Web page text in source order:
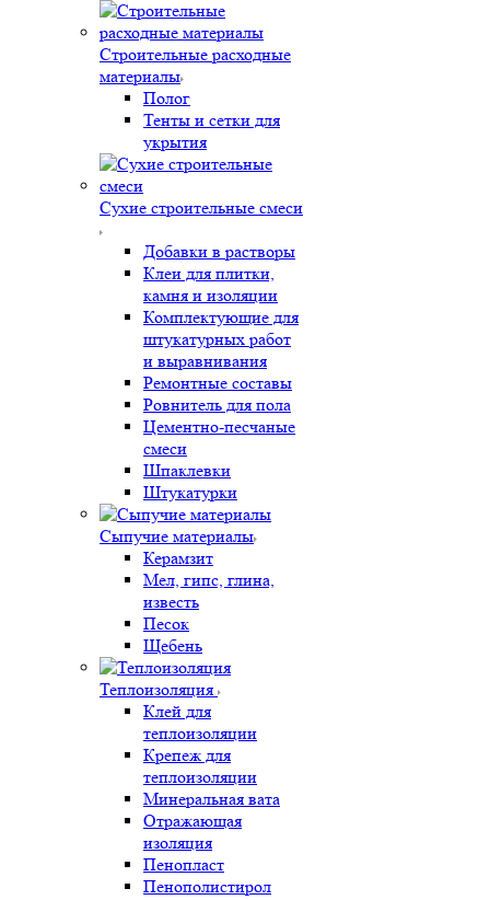
Строительные расходные
материалы
Полог
Тенты и сетки для
укрытия
Сухие строительные смеси
Добавки в растворы
Клеи для плитки,
камня и изоляции
Комплектующие для
штукатурных работ
и выравнивания
Ремонтные составы
Ровнитель для пола
Цементно-песчаные
смеси
Шпаклевки
Штукатурки
Сыпучие материалы
Керамзит
Мел, гипс, глина,
известь
Песок
Щебень
Теплоизоляция
Клей для
теплоизоляции
Крепеж для
теплоизоляции
Минеральная вата
Отражающая
изоляция
Пенопласт
Пенополистирол